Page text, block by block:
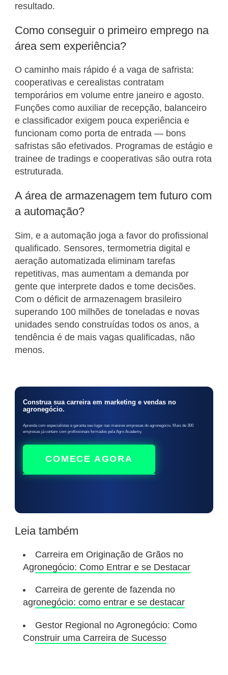
resultado.
Como conseguir o primeiro emprego na
área sem experiência?
O caminho mais rápido é a vaga de safrista:
cooperativas e cerealistas contratam
temporários em volume entre janeiro e agosto.
Funções como auxiliar de recepção, balanceiro
e classificador exigem pouca experiência e
funcionam como porta de entrada — bons
safristas são efetivados. Programas de estágio e
trainee de tradings e cooperativas são outra rota
estruturada.
A área de armazenagem tem futuro com
a automação?
Sim, e a automação joga a favor do profissional
qualificado. Sensores, termometria digital e
aeração automatizada eliminam tarefas
repetitivas, mas aumentam a demanda por
gente que interprete dados e tome decisões.
Com o déficit de armazenagem brasileiro
superando 100 milhões de toneladas e novas
unidades sendo construídas todos os anos, a
tendência é de mais vagas qualificadas, não
menos.
Construa sua carreira em marketing e vendas no
agronegócio.
Aprenda com especialistas e garanta seu lugar nas maiores empresas do agronegócio. Mais de 300
empresas já contam com profissionais formados pela Agro Academy.
COMECE AGORA
Leia também
Carreira em Originação de Grãos no
Agronegócio: Como Entrar e se Destacar
Carreira de gerente de fazenda no
agronegócio: como entrar e se destacar
Gestor Regional no Agronegócio: Como
Construir uma Carreira de Sucesso